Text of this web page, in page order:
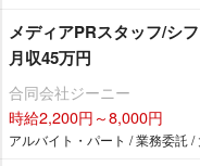
メディアPRスタッフ/シ
月収45万円
合同会社ジーニー
時給2,200円～8,000円
アルバイト・パート / 業務委託 /